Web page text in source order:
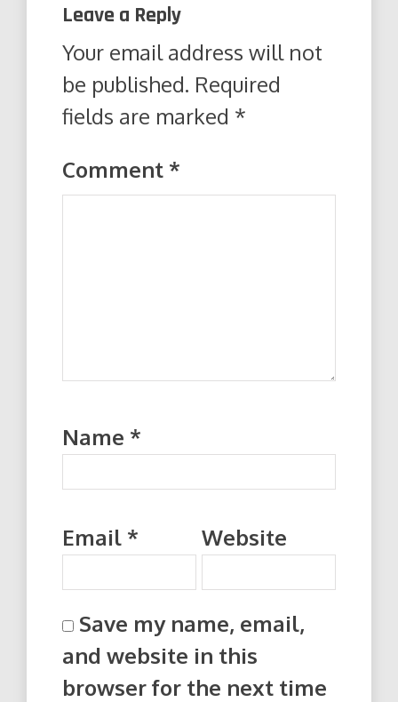
Leave a Reply
Your email address will not
be published. Required
fields are marked *
Comment *
Name *
Email * Website
Save my name, email,
and website in this
browser for the next time